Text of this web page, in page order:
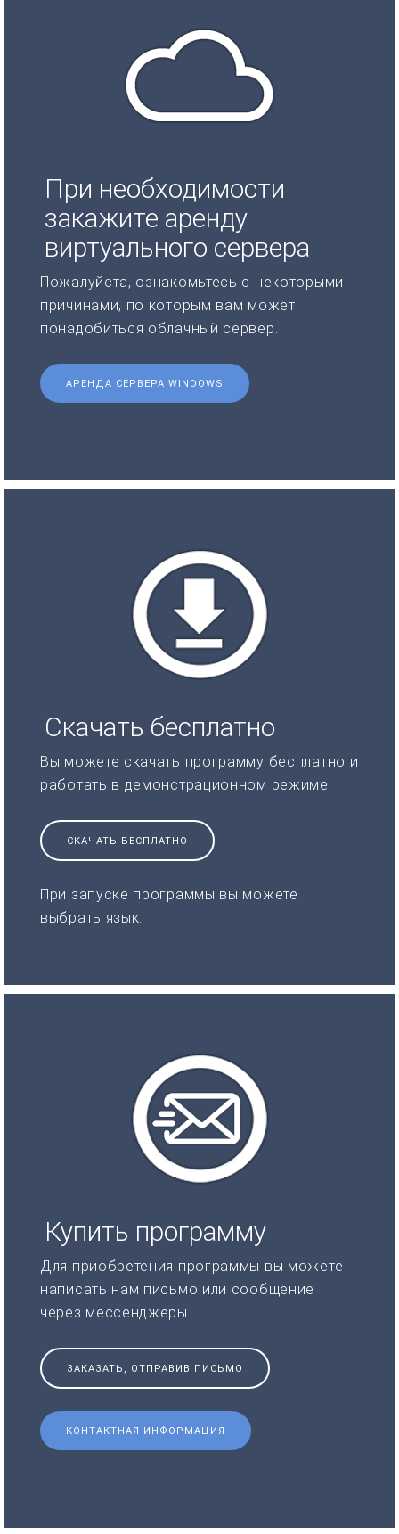
При необходимости
закажите аренду
виртуального сервера
Пожалуйста, ознакомьтесь с некоторыми
причинами, по которым вам может
понадобиться облачный сервер.
АРЕНДА СЕРВЕРА WINDOWS
Скачать бесплатно
Вы можете скачать программу бесплатно и
работать в демонстрационном режиме
СКАЧАТЬ БЕСПЛАТНО
При запуске программы вы можете
выбрать язык.
Купить программу
Для приобретения программы вы можете
написать нам письмо или сообщение
через мессенджеры
ЗАКАЗАТЬ, ОТПРАВИВ ПИСЬМО
КОНТАКТНАЯ ИНФОРМАЦИЯ